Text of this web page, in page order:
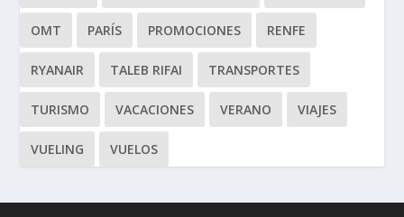
OMT PARÍS PROMOCIONES RENFE
RYANAIR TALEB RIFAI TRANSPORTES
TURISMO VACACIONES VERANO VIAJES
VUELING VUELOS